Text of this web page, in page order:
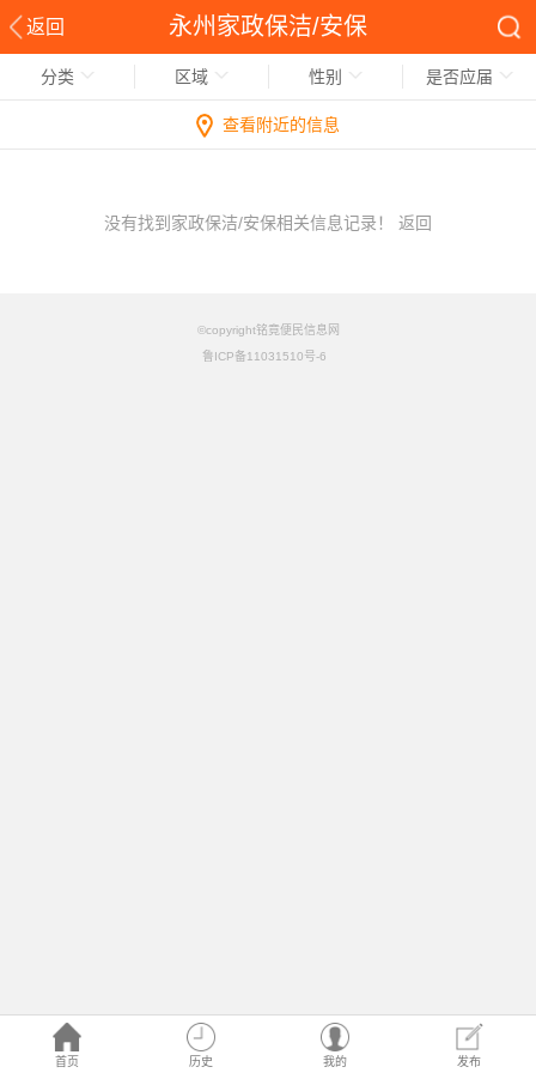
返回 永州家政保洁/安保
首页 历史 我的 发布
分类 区域 性别 是否应届
查看附近的信息
没有找到家政保洁/安保相关信息记录！ 返回
©copyright铭竟便民信息网
鲁ICP备11031510号-6